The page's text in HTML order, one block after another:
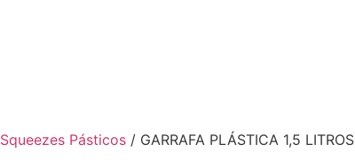
Squeezes Pásticos / GARRAFA PLÁSTICA 1,5 LITROS